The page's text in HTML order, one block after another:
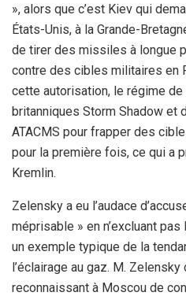
», alors que c’est Kiev qui
États-Unis, à la Grande-
de tirer des missiles à longue
contre des cibles militaires en
cette autorisation, le régime
britanniques Storm Shadow et
ATACMS pour frapper des
pour la première fois, ce qui a
Kremlin.
Zelensky a eu l’audace
méprisable » en n’excluant pas
un exemple typique de la
l’éclairage au gaz. M.
reconnaissant à Moscou de